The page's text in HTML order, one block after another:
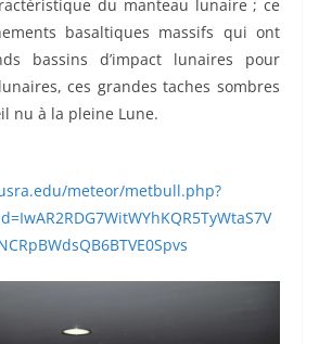
du manteau lunaire ; ce
basaltiques massifs qui ont
bassins d’impact lunaires pour
ces grandes taches sombres
nu à la pleine Lune.
meteor/metbull.php?